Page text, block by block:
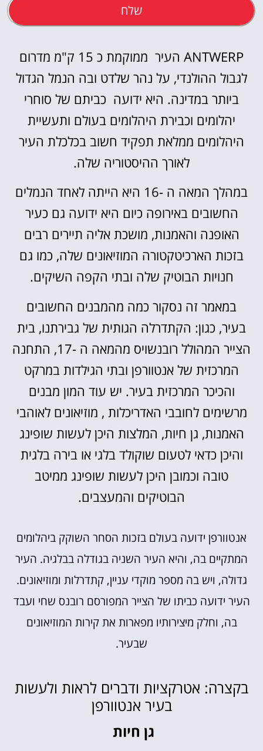
שלח
ANTWERP העיר ממוקמת כ 15 ק"מ מדרום
לגבול ההולנדי, על נהר שלדט ובה הנמל הגדול
ביותר במדינה. היא ידועה כביתם של סוחרי
יהלומים וכבירת היהלומים בעולם ותעשיית
היהלומים ממלאת תפקיד חשוב בכלכלת העיר
לאורך ההיסטוריה שלה.
במהלך המאה ה -16 היא הייתה לאחד הנמלים
החשובים באירופה כיום היא ידועה גם כעיר
האופנה והאמנות, מושכת אליה תיירים רבים
בזכות הארכיטקטורה המוזיאונים שלה, כמו גם
חנויות הבוטיק שלה ובתי הקפה השיקים.
במאמר זה נסקור כמה מהמבנים החשובים
בעיר, כגון: הקתדרלה הגותית של גבירתנו, בית
הצייר המהולל רובנשויס מהמאה ה -17, התחנה
המרכזית של אנטוורפן ובתי הגילדות במרקט
והכיכר המרכזית בעיר. יש עוד המון מבנים
מרשימים לחובבי האדריכלות , מוזיאונים לאוהבי
האמנות, גן חיות, המלצות היכן לעשות שופינג
והיכן כדאי לטעום שוקולד בלגי או בירה בלגית
טובה וכמובן היכן לעשות שופינג ממיטב
הבוטיקים והמעצבים.
אנטוורפן ידועה בעולם בזכות הסחר השוקק ביהלומים
המתקיים בה, והיא העיר השניה בגודלה בבלגיה. העיר
גדולה, ויש בה מספר מוקדי עניין, קתדרלות ומוזיאונים.
העיר ידועה כביתו של הצייר המפורסם רובנס שחי ועבד
בה, וחלק מיצירותיו מפארות את קירות המוזיאונים
שבעיר.
בקצרה: אטרקציות ודברים לראות ולעשות
בעיר אנטוורפן
גן חיות